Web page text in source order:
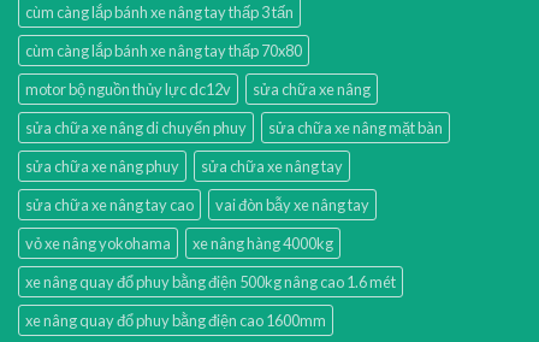
cùm càng lắp bánh xe nâng tay thấp 3 tấn
cùm càng lắp bánh xe nâng tay thấp 70x80
motor bộ nguồn thủy lực dc12v
sửa chữa xe nâng
sửa chữa xe nâng di chuyển phuy
sửa chữa xe nâng mặt bàn
sửa chữa xe nâng phuy
sửa chữa xe nâng tay
sửa chữa xe nâng tay cao
vai đòn bẫy xe nâng tay
vỏ xe nâng yokohama
xe nâng hàng 4000kg
xe nâng quay đổ phuy bằng điện 500kg nâng cao 1.6 mét
xe nâng quay đổ phuy bằng điện cao 1600mm